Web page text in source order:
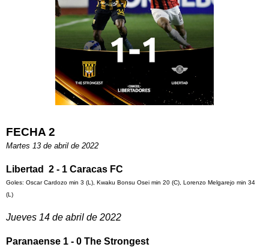
FECHA 2
Martes 13 de abril de 2022
Libertad 2 - 1 Caracas FC
Goles: Oscar Cardozo min 3 (L), Kwaku Bonsu Osei min 20 (C), Lorenzo Melgarejo min 34
(L)
Jueves 14 de abril de 2022
Paranaense 1 - 0 The Strongest